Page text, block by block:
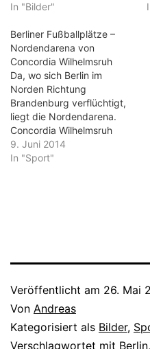
Gelände Tasmania 1973
einst 30.000 Zuschauer
Platz hatten, ist heute nur
noch für 3500 Platz. Der
Rasenplatz liegt zwischen
zwei höher liegenden
Kunstrasenplätzen. Von
der Eisbahn nebenan…
In "Bilder"
Berliner Fußballplätze –
Nordendarena von
Concordia Wilhelmsruh
Da, wo sich Berlin im
Norden Richtung
Brandenburg verflüchtigt,
liegt die Nordendarena.
Concordia Wilhelmsruh
spielt auf dem Gelände,
das keine zehn Minuten
schon eine bessere Zeit…
9. Juni 2014
In "Sport"
Veröffentlicht am 26. Mai
Von Andreas
Kategorisiert als Bilder,
Verschlagwortet mit Berlin,